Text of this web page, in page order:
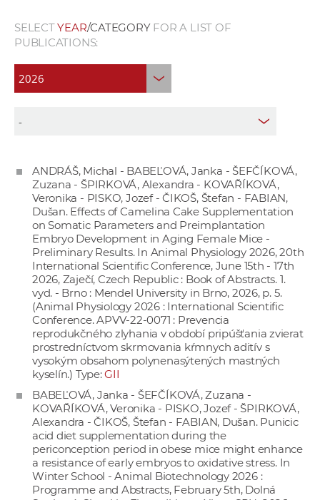
SELECTYEAR/CATEGORYFOR A LIST OF
PUBLICATIONS:
ANDRÁŠ, Michal - BABEĽOVÁ, Janka - ŠEFČÍKOVÁ,
Zuzana - ŠPIRKOVÁ, Alexandra - KOVAŘÍKOVÁ,
Veronika - PISKO, Jozef - ČIKOŠ, Štefan - FABIAN,
Dušan. Effects of Camelina Cake Supplementation
on Somatic Parameters and Preimplantation
Embryo Development in Aging Female Mice -
Preliminary Results. In Animal Physiology 2026, 20th
International Scientific Conference, June 15th - 17th
2026, Zaječí, Czech Republic : Book of Abstracts. 1.
vyd. - Brno : Mendel University in Brno, 2026, p. 5.
(Animal Physiology 2026 : International Scientific
Conference. APVV-22-0071 : Prevencia
reprodukčného zlyhania v období pripúšťania zvierat
prostredníctvom skrmovania kŕmnych aditív s
vysokým obsahom polynenasýtených mastných
kyselín.) Type:GII
BABEĽOVÁ, Janka - ŠEFČÍKOVÁ, Zuzana -
KOVAŘÍKOVÁ, Veronika - PISKO, Jozef - ŠPIRKOVÁ,
Alexandra - ČIKOŠ, Štefan - FABIAN, Dušan. Punicic
acid diet supplementation during the
periconception period in obese mice might enhance
a resistance of early embryos to oxidative stress. In
Winter School - Animal Biotechnology 2026 :
Programme and Abstracts, February 5th, Dolná